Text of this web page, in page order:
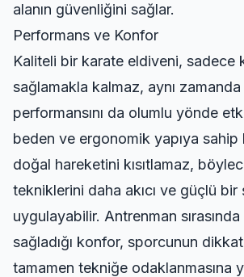
alanın güvenliğini sağlar.
Performans ve Konfor
Kaliteli bir karate eldiveni, sadece
sağlamakla kalmaz, aynı
performansını da olumlu yönde
beden ve ergonomik yapıya sahip
doğal hareketini kısıtlamaz,
tekniklerini daha akıcı ve güçlü bir
uygulayabilir. Antrenman
sağladığı konfor, sporcunun
tamamen tekniğe odaklanmasına